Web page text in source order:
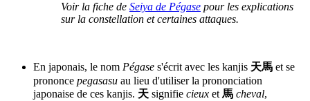
Voir la fiche de Seiya de Pégase pour les explications
sur la constellation et certaines attaques.
En japonais, le nom Pégase s'écrit avec les kanjis 天馬 et se
prononce pegasasu au lieu d'utiliser la prononciation
japonaise de ces kanjis. 天 signifie cieux et 馬 cheval,